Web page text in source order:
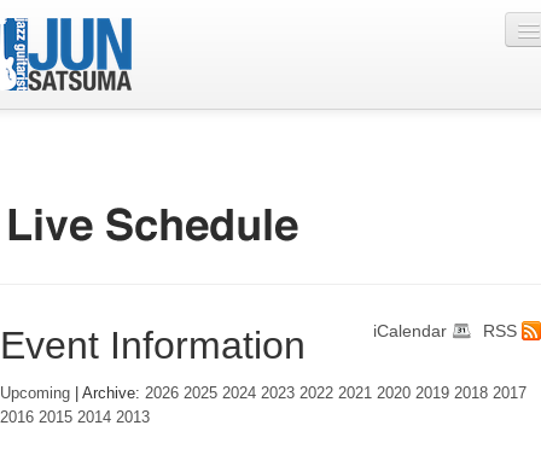
Discography
Photo
Contact
RSS
iCalendar
Event Information
Upcoming | Archive: 2026 2025 2024 2023 2022 2021 2020 2019 2018 2017
2016 2015 2014 2013